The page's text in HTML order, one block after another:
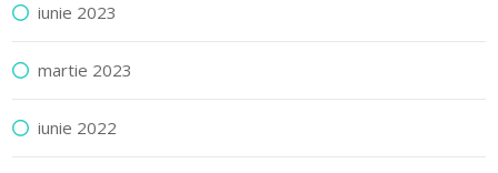
iunie 2023
martie 2023
iunie 2022